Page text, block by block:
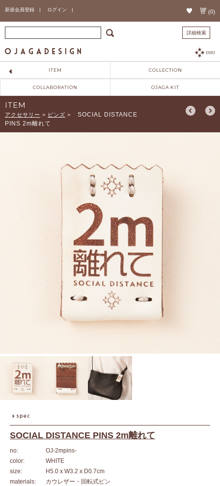
新規会員登録 | ログイン | (0)
詳細検索
INFO
ITEM COLLECTION
COLLABORATION OJAGA KIT
ITEM
アクセサリー > ピンズ >
SOCIAL DISTANCE
PINS 2m離れて
SOCIAL DISTANCE PINS 2m離れて
no:
OJ-2mpins-
color:
WHITE
size:
H5.0 x W3.2 x D0.7cm
materials:
カウレザー・回転式ピン